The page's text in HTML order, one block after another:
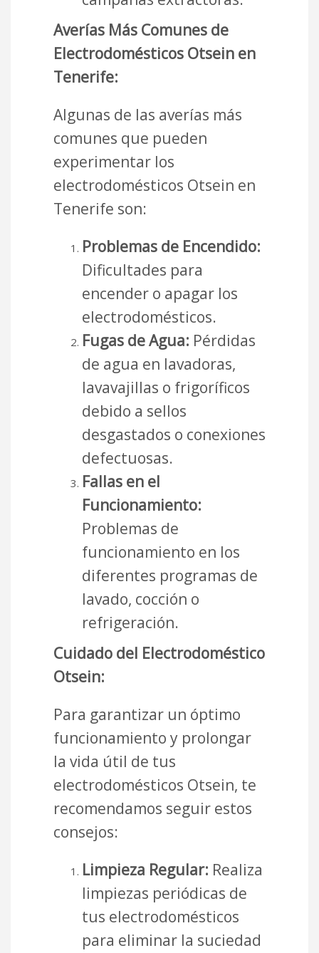
Averías Más Comunes de
Electrodomésticos Otsein en
Tenerife:
Algunas de las averías más
comunes que pueden
experimentar los
electrodomésticos Otsein en
Tenerife son:
Problemas de Encendido:
Dificultades para
encender o apagar los
electrodomésticos.
Fugas de Agua: Pérdidas
de agua en lavadoras,
lavavajillas o frigoríficos
debido a sellos
desgastados o conexiones
defectuosas.
Fallas en el
Funcionamiento:
Problemas de
funcionamiento en los
diferentes programas de
lavado, cocción o
refrigeración.
Cuidado del Electrodoméstico
Otsein:
Para garantizar un óptimo
funcionamiento y prolongar
la vida útil de tus
electrodomésticos Otsein, te
recomendamos seguir estos
consejos:
Limpieza Regular: Realiza
limpiezas periódicas de
tus electrodomésticos
para eliminar la suciedad